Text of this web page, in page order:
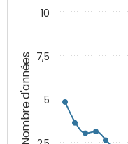
Nombre d'années 5
7,5
10